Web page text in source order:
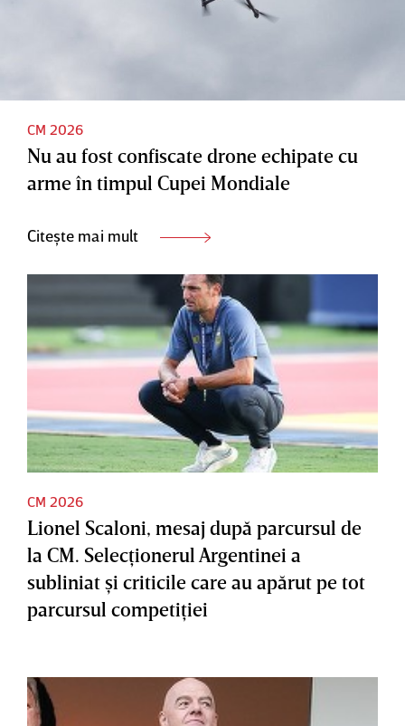
CM 2026
Nu au fost confiscate drone echipate cu
arme în timpul Cupei Mondiale
Citește mai mult
CM 2026
Lionel Scaloni, mesaj după parcursul de
la CM. Selecţionerul Argentinei a
subliniat şi criticile care au apărut pe tot
parcursul competiţiei